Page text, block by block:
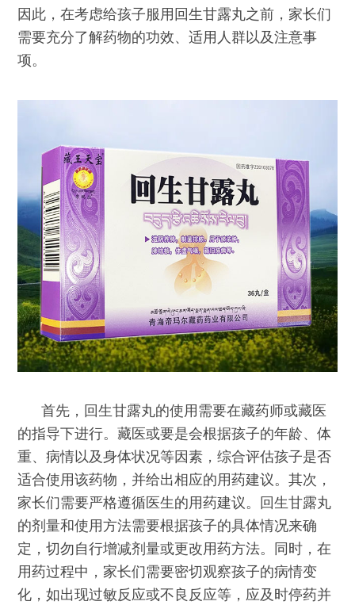
因此，在考虑给孩子服用回生甘露丸之前，家长们
需要充分了解药物的功效、适用人群以及注意事
项。
首先，回生甘露丸的使用需要在藏药师或藏医
的指导下进行。藏医或要是会根据孩子的年龄、体
重、病情以及身体状况等因素，综合评估孩子是否
适合使用该药物，并给出相应的用药建议。其次，
家长们需要严格遵循医生的用药建议。回生甘露丸
的剂量和使用方法需要根据孩子的具体情况来确
定，切勿自行增减剂量或更改用药方法。同时，在
用药过程中，家长们需要密切观察孩子的病情变
化，如出现过敏反应或不良反应等，应及时停药并